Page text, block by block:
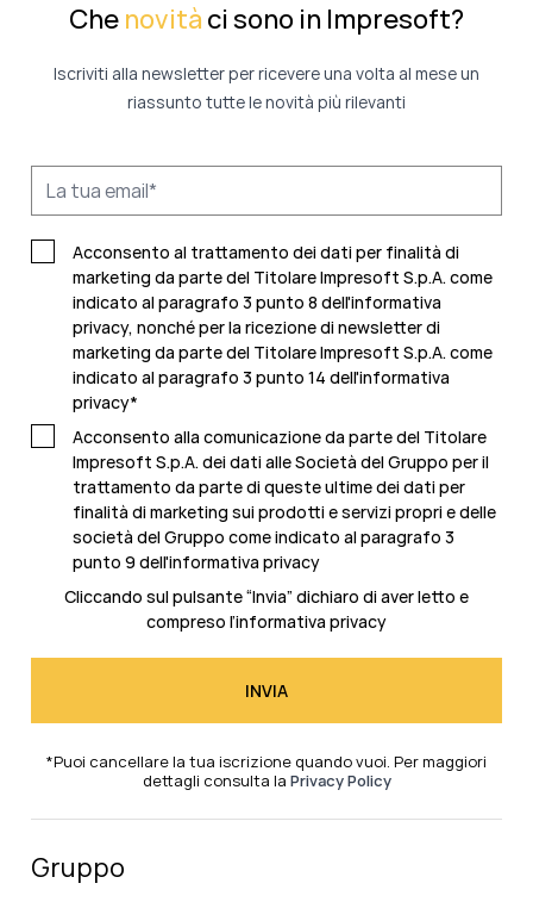
Che novità ci sono in Impresoft?
Iscriviti alla newsletter per ricevere una volta al mese un
riassunto tutte le novità più rilevanti
Acconsento al trattamento dei dati per finalità di
marketing da parte del Titolare Impresoft S.p.A. come
indicato al paragrafo 3 punto 8 dell'informativa
privacy, nonché per la ricezione di newsletter di
marketing da parte del Titolare Impresoft S.p.A. come
indicato al paragrafo 3 punto 14 dell'informativa
privacy*
Acconsento alla comunicazione da parte del Titolare
Impresoft S.p.A. dei dati alle Società del Gruppo per il
trattamento da parte di queste ultime dei dati per
finalità di marketing sui prodotti e servizi propri e delle
società del Gruppo come indicato al paragrafo 3
punto 9 dell'informativa privacy
Cliccando sul pulsante “Invia” dichiaro di aver letto e
compreso l’informativa privacy
*Puoi cancellare la tua iscrizione quando vuoi. Per maggiori
dettagli consulta la Privacy Policy
Gruppo